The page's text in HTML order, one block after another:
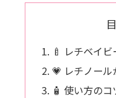
🍼 レチベイ
💗 レチノー
🧴 使い方のコ